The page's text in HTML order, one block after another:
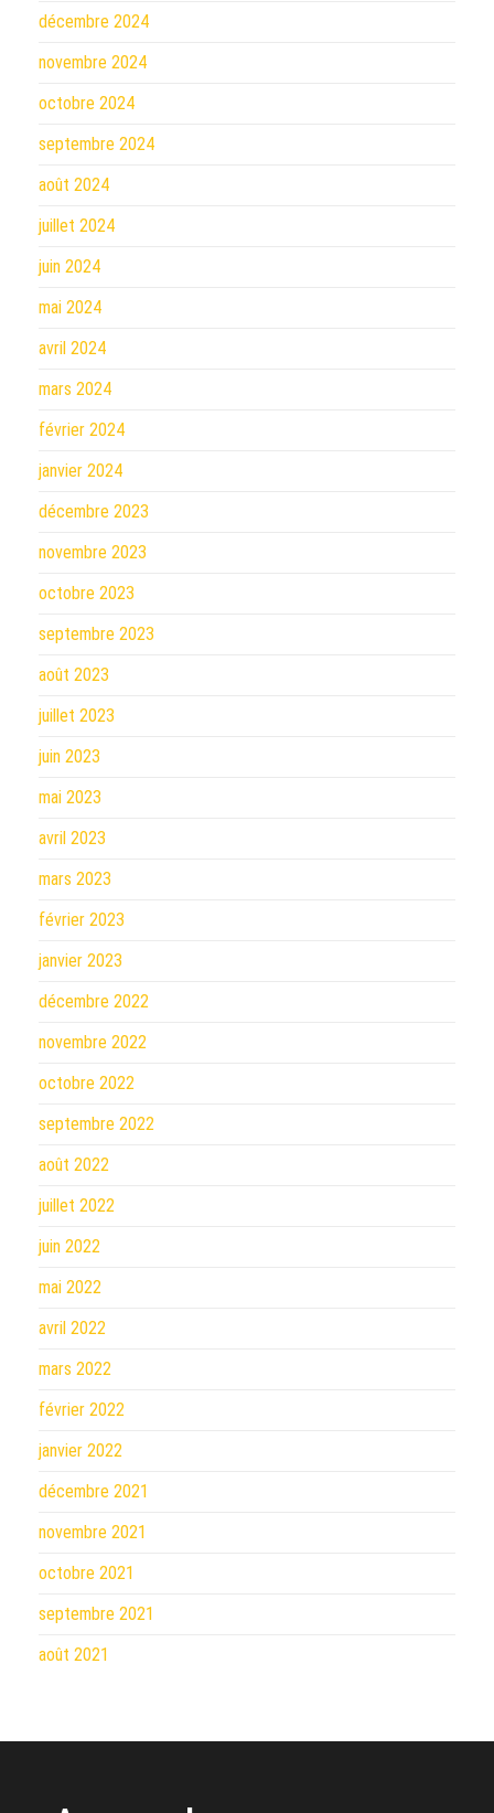
décembre 2024
novembre 2024
octobre 2024
septembre 2024
août 2024
juillet 2024
juin 2024
mai 2024
avril 2024
mars 2024
février 2024
janvier 2024
décembre 2023
novembre 2023
octobre 2023
septembre 2023
août 2023
juillet 2023
juin 2023
mai 2023
avril 2023
mars 2023
février 2023
janvier 2023
décembre 2022
novembre 2022
octobre 2022
septembre 2022
août 2022
juillet 2022
juin 2022
mai 2022
avril 2022
mars 2022
février 2022
janvier 2022
décembre 2021
novembre 2021
octobre 2021
septembre 2021
août 2021